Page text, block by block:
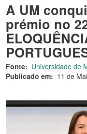
A UM
prémio no
Fonte: Universidade de
Publicado em: 11 de